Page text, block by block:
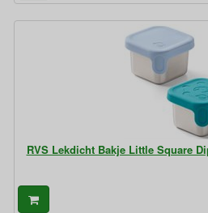
RVS Lekdicht Bakje Little Square